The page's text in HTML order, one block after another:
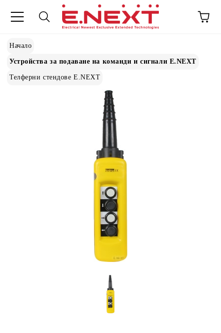
Начало
Устройства за подаване на команди и сигнали E.NEXT
Телферни стендове E.NEXT